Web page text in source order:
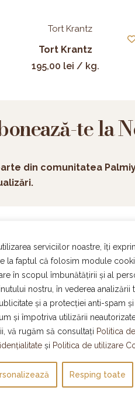
serviciilor noastre, îți
la faptul că folosim module
în scopul îmbunătățirii și al
nostru, în vederea analizării
și a protecției anti-spam și
și împotriva utilizării
vă rugăm să consultați Politica de
și Politica de utilizare
Resping toate
Tort Krantz
195,00 lei / kg.
te la
din comunitatea
normal
Palmiye:Luni – Sambata | 8:30-
Mall: Luni – Duminica | 10:00-
Center: Luni – Duminica | 9:00-